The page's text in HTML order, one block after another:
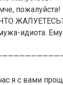
пожалуйста!
идиота.
я с вами